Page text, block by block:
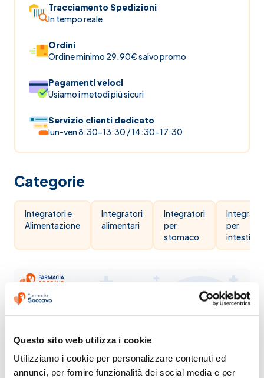
Questo sito web utilizza i cookie
Utilizziamo i cookie per personalizzare contenuti ed
annunci, per fornire funzionalità dei social media e per
Tracciamento Spedizioni
In tempo reale
Ordini
Ordine minimo 29.90€ salvo promo
Pagamenti veloci
Usiamo i metodi più sicuri
Servizio clienti dedicato
lun-ven 8:30-13:30 / 14:30-17:30
Categorie
Integratori e
Alimentazione
Integratori
alimentari
Integratori
per
stomaco
per
intestino